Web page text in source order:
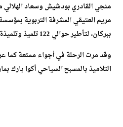
منجي القادري بودشيش وسعاد الهلالي
مريم العتيقي المشرفة التربوية
ببركان، لتأطير حوالي 122 تلميذ وتلميذة من المؤسسة.
وقد مرت الرحلة في أجواء ممتعة كما
التلاميذ بالمسبح السياحي أكوا بارك